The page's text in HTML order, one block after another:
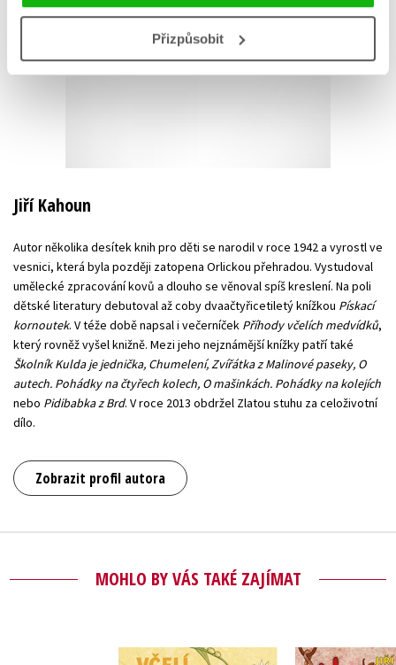
Přizpůsobit
Jiří Kahoun
Autor několika desítek knih pro děti se narodil v roce 1942 a vyrostl ve
vesnici, která byla později zatopena Orlickou přehradou. Vystudoval
umělecké zpracování kovů a dlouho se věnoval spíš kreslení. Na poli
dětské literatury debutoval až coby dvaačtyřicetiletý knížkou Pískací
kornoutek. V téže době napsal i večerníček Příhody včelích medvídků,
který rovněž vyšel knižně. Mezi jeho nejznámější knížky patří také
Školník Kulda je jednička, Chumelení, Zvířátka z Malinové paseky, O
autech. Pohádky na čtyřech kolech, O mašinkách. Pohádky na kolejích
nebo Pidibabka z Brd. V roce 2013 obdržel Zlatou stuhu za celoživotní
dílo.
Zobrazit profil autora
MOHLO BY VÁS TAKÉ ZAJÍMAT